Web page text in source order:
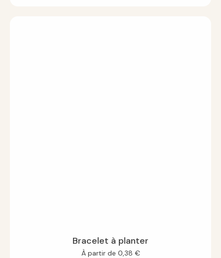
Bracelet à planter
À partir de 0,38 €